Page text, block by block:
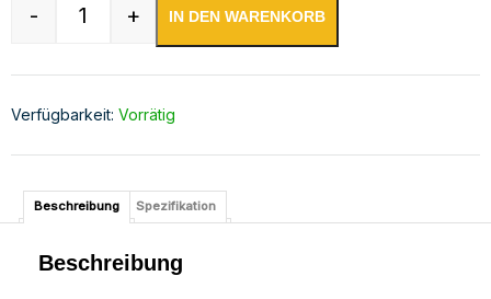
Edelstahl Arbeitsschrank mit Aufkantung Menge
- + IN DEN WARENKORB
Verfügbarkeit: Vorrätig
Beschreibung Spezifikation
Beschreibung